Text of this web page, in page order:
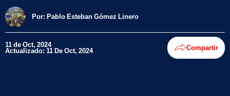
Por: Pablo Esteban Gómez Linero
11 de Oct, 2024
Actualizado: 11 De Oct, 2024 Compartir